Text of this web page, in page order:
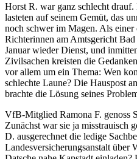
Horst R. war ganz schlecht
lasteten auf seinem Gemüt, das
noch schwer im Magen. Als
Richterinnen am Amtsgericht Bad
Januar wieder Dienst, und
Zivilsachen kreisten die
vor allem um ein Thema: Wen
schlechte Laune? Die Hauspost
brachte die Lösung seines
VfB-Mitglied Ramona F. genoss
Zunächst war sie ja misstrauisch
D. ausgerechnet die ledige
Landesversicherungsanstalt über